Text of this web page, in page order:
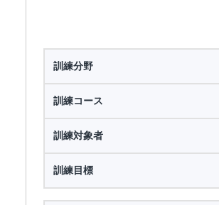
訓練分野
訓練コース
訓練対象者
訓練目標